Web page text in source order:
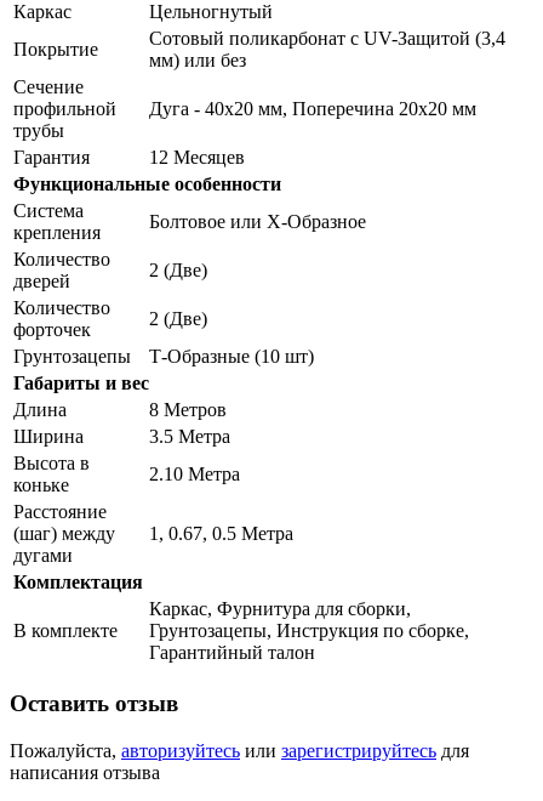
Каркас
Цельногнутый
Покрытие
Сотовый поликарбонат с UV-Защитой (3,4
мм) или без
Сечение
профильной
трубы
Дуга - 40х20 мм, Поперечина 20х20 мм
Гарантия
12 Месяцев
Функциональные особенности
Система
крепления
Болтовое или Х-Образное
Количество
дверей
2 (Две)
Количество
форточек
2 (Две)
Грунтозацепы
Т-Образные (10 шт)
Габариты и вес
Длина
8 Метров
Ширина
3.5 Метра
Высота в
коньке
2.10 Метра
Расстояние
(шаг) между
дугами
1, 0.67, 0.5 Метра
Комплектация
В комплекте
Каркас, Фурнитура для сборки,
Грунтозацепы, Инструкция по сборке,
Гарантийный талон
Оставить отзыв
Пожалуйста, авторизуйтесь или зарегистрируйтесь для
написания отзыва